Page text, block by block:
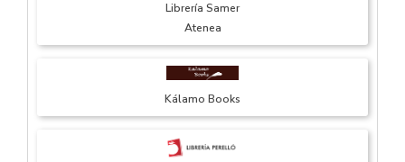
Librería Samer
Atenea
Kálamo Books